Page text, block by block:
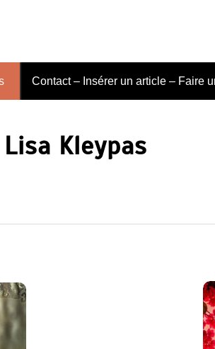
Contact – Insérer un article – Faire
Kleypas